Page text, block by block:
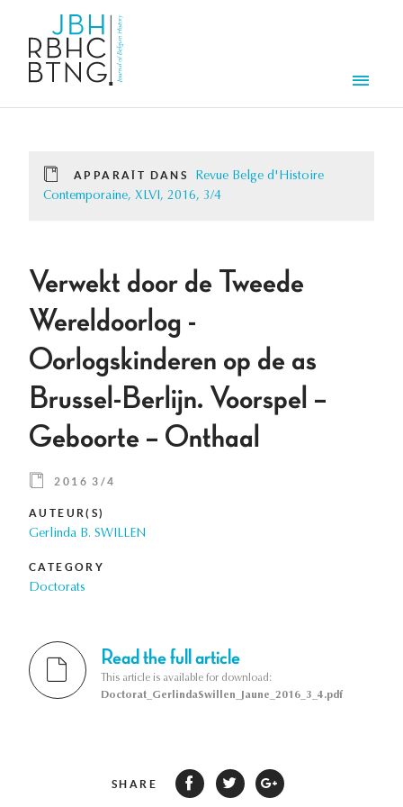
APPARAÎT DANS
Revue Belge d'Histoire
Contemporaine, XLVI, 2016, 3/4
Verwekt door de Tweede
Wereldoorlog -
Oorlogskinderen op de as
Brussel-Berlijn. Voorspel –
Geboorte – Onthaal
2016 3/4
AUTEUR(S)
Gerlinda B. SWILLEN
CATEGORY
Doctorats
Read the full article
This article is available for download:
Doctorat_GerlindaSwillen_Jaune_2016_3_4.pdf
SHARE